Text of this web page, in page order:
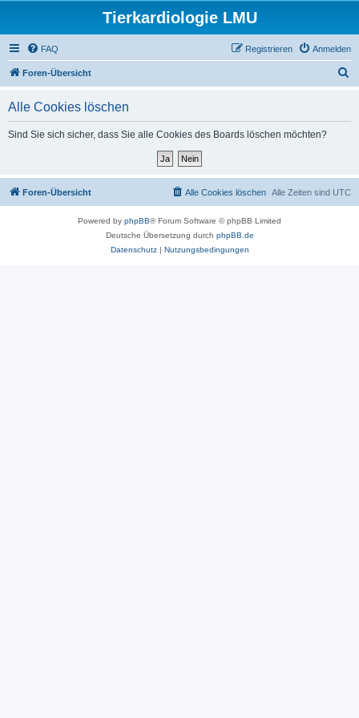
Tierkardiologie LMU
FAQ Anmelden
Registrieren
Foren-Übersicht
Alle Cookies löschen
Sind Sie sich sicher, dass Sie alle Cookies des Boards löschen möchten?
Foren-Übersicht Alle Zeiten sind UTC
Alle Cookies löschen
Powered by phpBB® Forum Software © phpBB Limited
Deutsche Übersetzung durch phpBB.de
Datenschutz| Nutzungsbedingungen